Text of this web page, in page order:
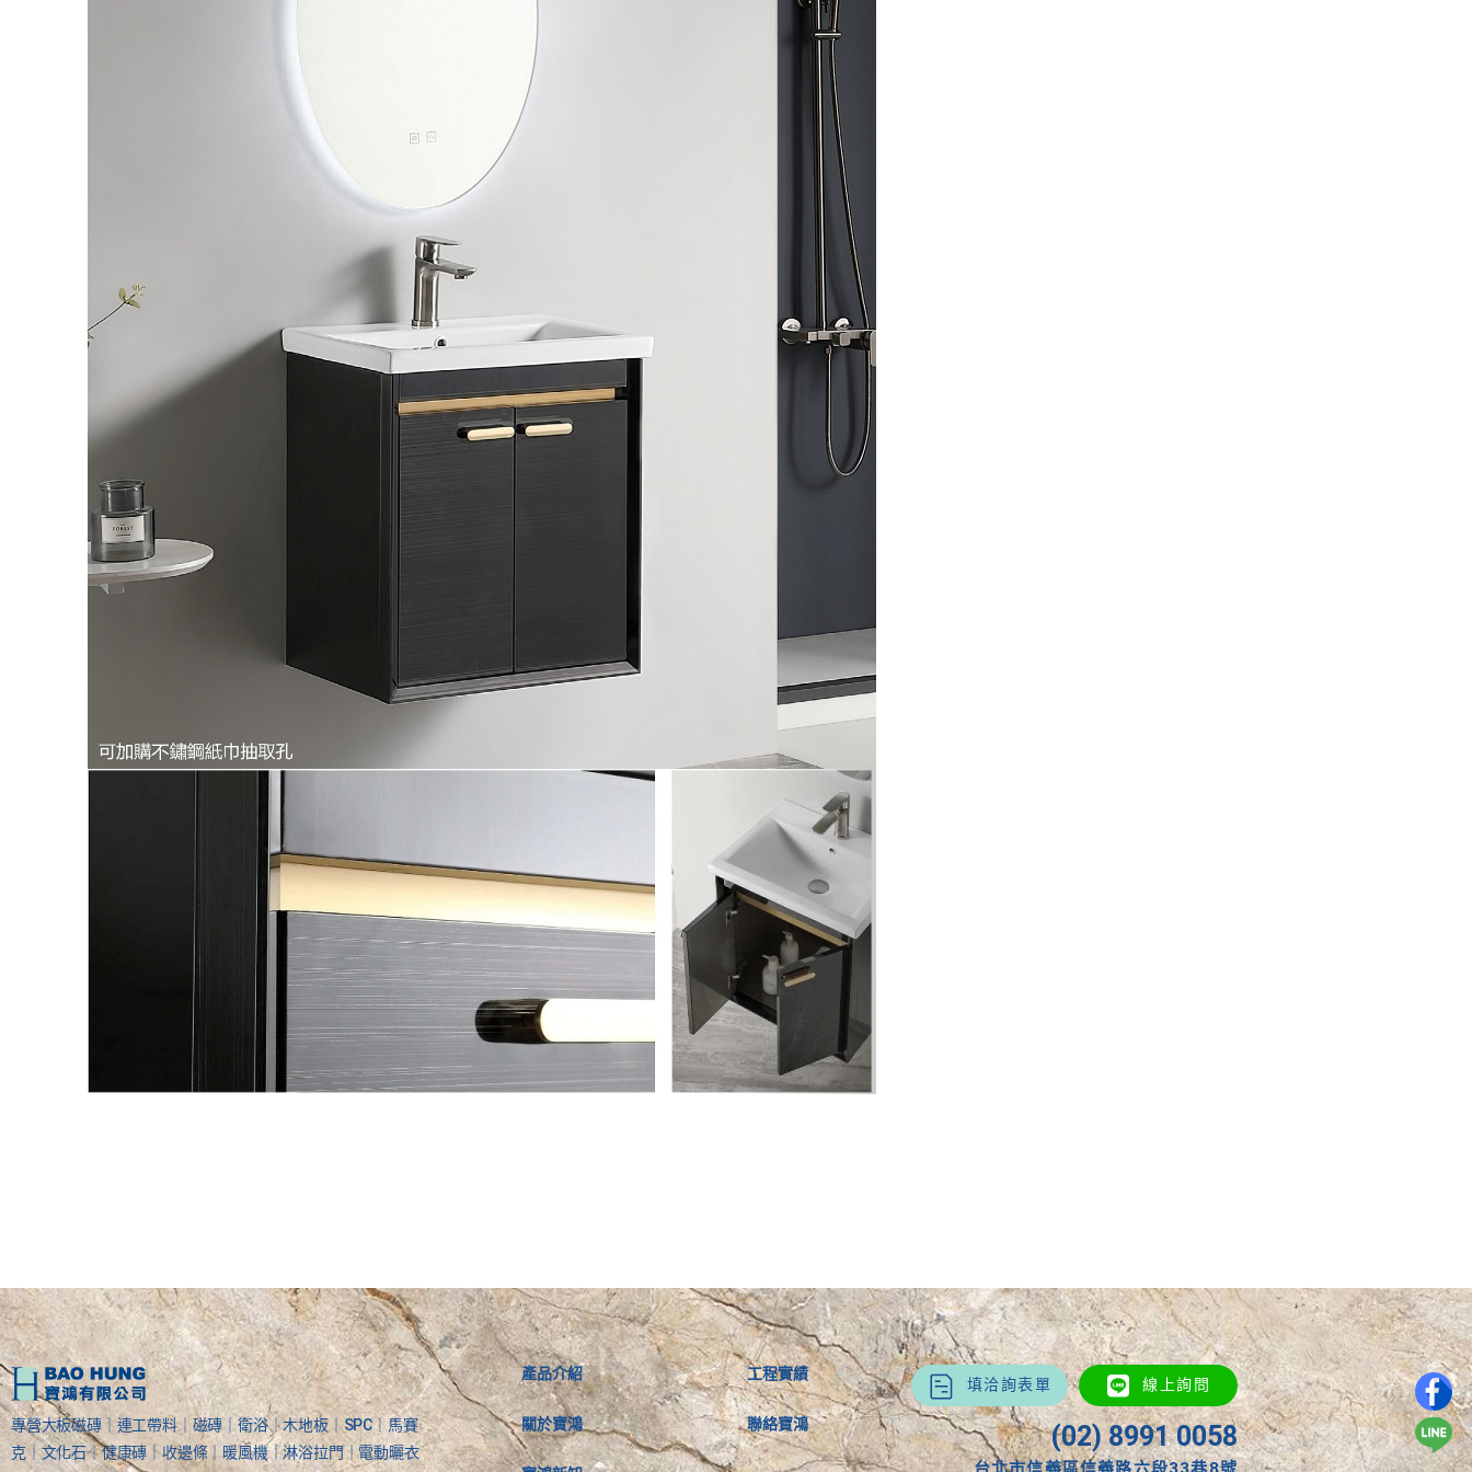
專營大板磁磚｜連工帶料｜磁磚｜衛浴｜木地板｜SPC｜馬賽
克｜文化石｜健康磚｜收邊條｜暖風機｜淋浴拉門｜電動曬衣
產品介紹
關於寶鴻
工程實績
聯絡寶鴻
填洽詢表單 線上詢問
(02) 8991 0058